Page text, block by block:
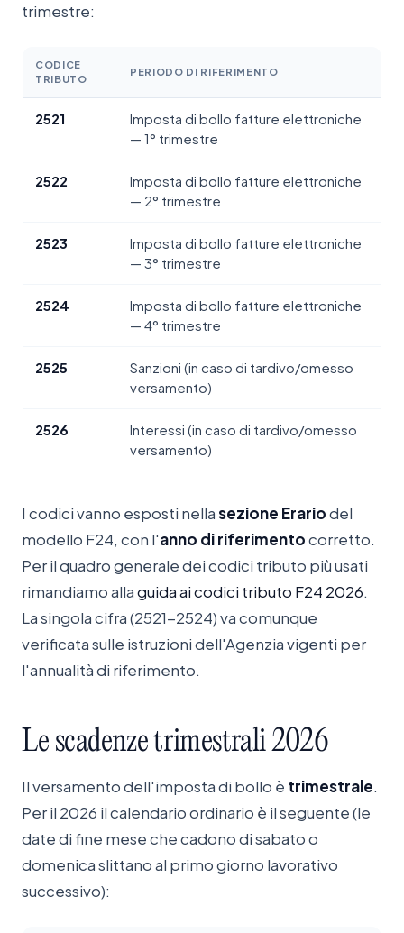
trimestre:
CODICE
TRIBUTO
PERIODO DI RIFERIMENTO
2521
Imposta di bollo fatture elettroniche
— 1° trimestre
2522
Imposta di bollo fatture elettroniche
— 2° trimestre
2523
Imposta di bollo fatture elettroniche
— 3° trimestre
2524
Imposta di bollo fatture elettroniche
— 4° trimestre
2525
Sanzioni (in caso di tardivo/omesso
versamento)
2526
Interessi (in caso di tardivo/omesso
versamento)
I codici vanno esposti nellasezione Erariodel
modello F24, con l'anno di riferimentocorretto.
Per il quadro generale dei codici tributo più usati
rimandiamo allaguida ai codici tributo F24 2026.
La singola cifra (2521-2524) va comunque
verificata sulle istruzioni dell'Agenzia vigenti per
l'annualità di riferimento.
Le scadenzetrimestrali2026
Il versamento dell'imposta di bollo è trimestrale.
Per il 2026 il calendario ordinario è il seguente (le
date di fine mese che cadono di sabato o
domenica slittano al primo giorno lavorativo
successivo):